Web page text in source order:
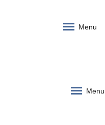
Menu
Menu